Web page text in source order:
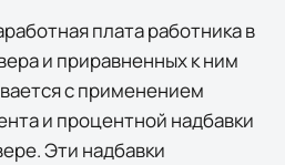
плата работника в
и приравненных к ним
с применением
и процентной надбавки
Эти надбавки